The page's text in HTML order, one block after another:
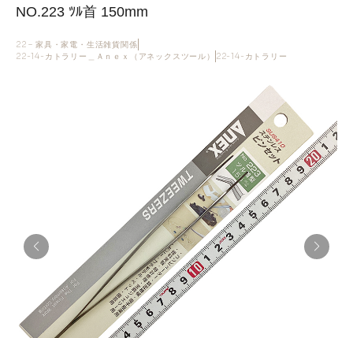
金井産業の強み
マルキン印
NO.223 ﾂﾙ首 150mm
22 – 家具・家電・生活雑貨関係
22-14-カトラリー＿Ａｎｅｘ（アネックスツール）
22-14-カトラリー